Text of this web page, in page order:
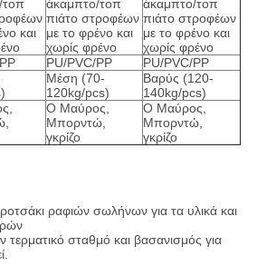
και
άκαμπτο/τοπ
πιάτο στροφέων
με το φρένο και
χωρίς φρένο
άκαμπτο/τοπ
πιάτο στροφέων
με το φρένο και
χωρίς φρένο
PU/PVC/PP
PU/PVC/PP
Μέση (70-
120kg/pcs)
Βαρύς (120-
140kg/pcs)
Ο Μαύρος,
Μπορντώ,
γκρίζο
Ο Μαύρος,
Μπορντώ,
γκρίζο
ραφιών σωλήνων για τα υλικά και
σταθμό και βασανισμός για